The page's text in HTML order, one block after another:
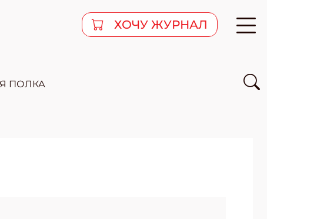
ХОЧУ ЖУРНАЛ
ПОЛКА